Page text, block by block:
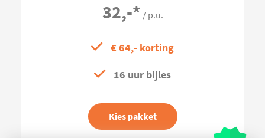
32,-* / p.u.
€ 64,- korting
16 uur bijles
Kies pakket